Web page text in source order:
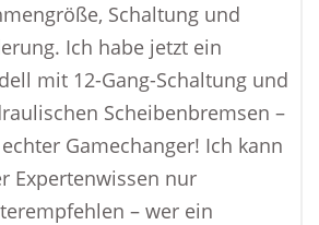
Schaltung und
Ich habe jetzt ein
mit 12-Gang-Schaltung und
Scheibenbremsen –
Gamechanger! Ich kann
Expertenwissen nur
– wer ein